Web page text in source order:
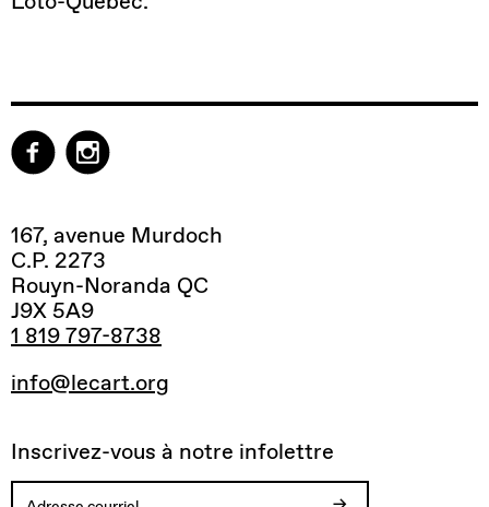
167, avenue Murdoch
C.P. 2273
Rouyn-Noranda QC
J9X 5A9
1 819 797-8738
info@lecart.org
Inscrivez-vous à notre infolettre